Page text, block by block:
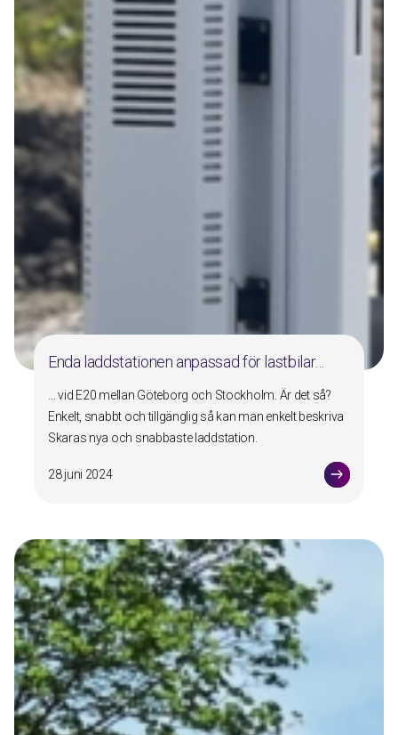
Enda laddstationen anpassad för lastbilar…
… vid E20 mellan Göteborg och Stockholm. Är det så?
Enkelt, snabbt och tillgänglig så kan man enkelt beskriva
Skaras nya och snabbaste laddstation.
28 juni 2024